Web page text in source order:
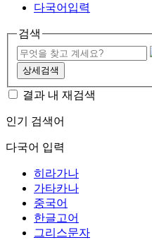
다국어입력
검색
상세검색
결과 내 재검색
인기 검색어
다국어 입력
히라가나
가타카나
중국어
한글고어
그리스문자